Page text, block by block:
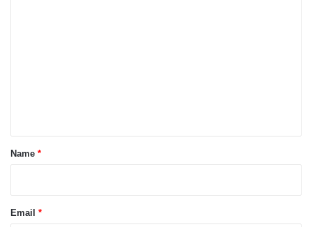
*Name *
Email *